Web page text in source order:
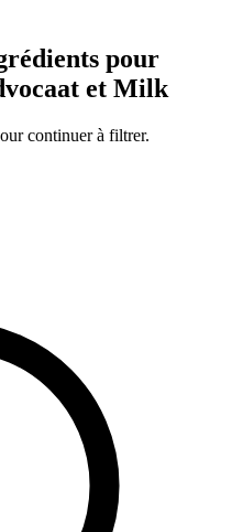
pour
et Milk
continuer à filtrer.